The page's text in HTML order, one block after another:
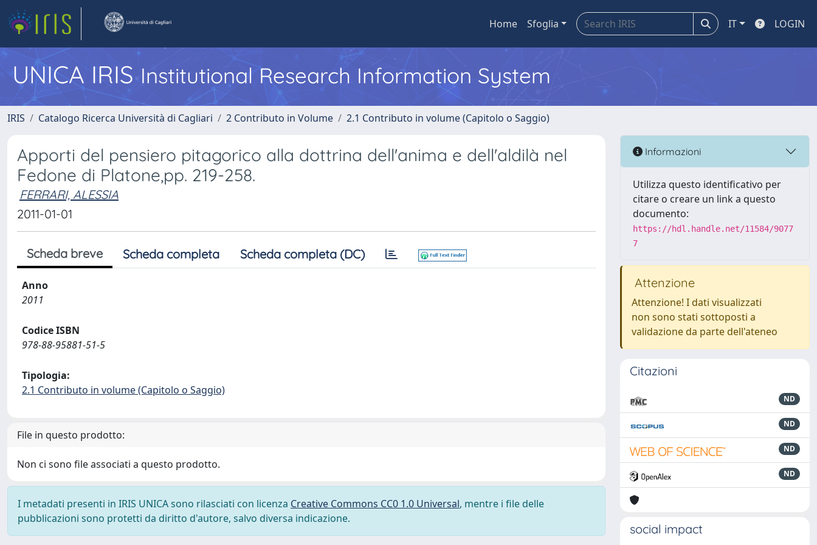
Home Sfoglia IT LOGIN
UNICA IRISInstitutional Research Information System
IRIS Catalogo Ricerca Università di Cagliari 2 Contributo in Volume 2.1 Contributo in volume (Capitolo o Saggio)
Apporti del pensiero pitagorico alla dottrina dell'anima e dell'aldilà nel
Fedone di Platone,pp. 219-258.
FERRARI, ALESSIA
2011-01-01
Scheda breve Scheda completa Scheda completa (DC)
Anno
2011
Codice ISBN
978-88-95881-51-5
Tipologia:
2.1 Contributo in volume (Capitolo o Saggio)
File in questo prodotto:
Non ci sono file associati a questo prodotto.
I metadati presenti in IRIS UNICA sono rilasciati con licenza Creative Commons CC0 1.0 Universal, mentre i file delle
pubblicazioni sono protetti da diritto d'autore, salvo diversa indicazione.
Informazioni
Utilizza questo identificativo per
citare o creare un link a questo
documento:
https://hdl.handle.net/11584/9077
7
Attenzione
Attenzione! I dati visualizzati
non sono stati sottoposti a
validazione da parte dell'ateneo
Citazioni
ND
ND
ND
ND
social impact